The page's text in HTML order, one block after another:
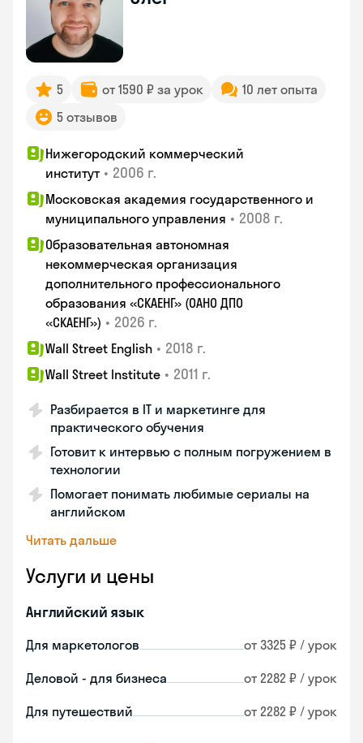
5 от 1590 ₽ за урок
10 лет опыта
5 отзывов
Нижегородский коммерческий
институт • 2006 г.
Московская академия государственного и
муниципального управления • 2008 г.
Образовательная автономная
некоммерческая организация
дополнительного профессионального
образования «СКАЕНГ» (ОАНО ДПО
«СКАЕНГ») • 2026 г.
Wall Street English • 2018 г.
Wall Street Institute • 2011 г.
Разбирается в IT и маркетинге для
практического обучения
Готовит к интервью с полным погружением в
технологии
Помогает понимать любимые сериалы на
английском
Читать дальше
Услуги и цены
Английский язык
Для маркетологов от 3325 ₽ / урок
Деловой - для бизнеса от 2282 ₽ / урок
Для путешествий от 2282 ₽ / урок